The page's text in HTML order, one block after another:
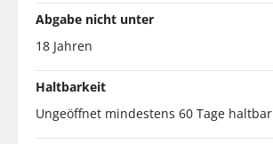
Abgabe nicht unter
18 Jahren
Haltbarkeit
Ungeöffnet mindestens 60 Tage haltbar